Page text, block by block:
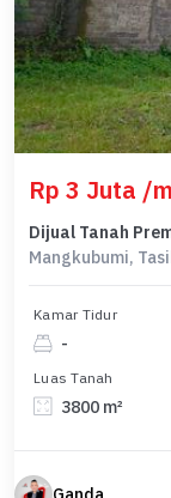
Rp 3 Juta /
Mangkubumi,
Kamar Tidur
-
Luas Tanah
3800 m²